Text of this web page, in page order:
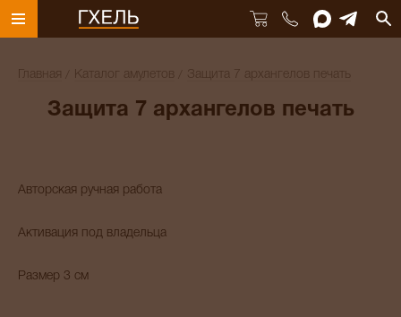
Главная Каталог амулетов Защита 7 архангелов печать
Защита 7 архангелов печать
Авторская ручная работа
Активация под владельца
Размер 3 см